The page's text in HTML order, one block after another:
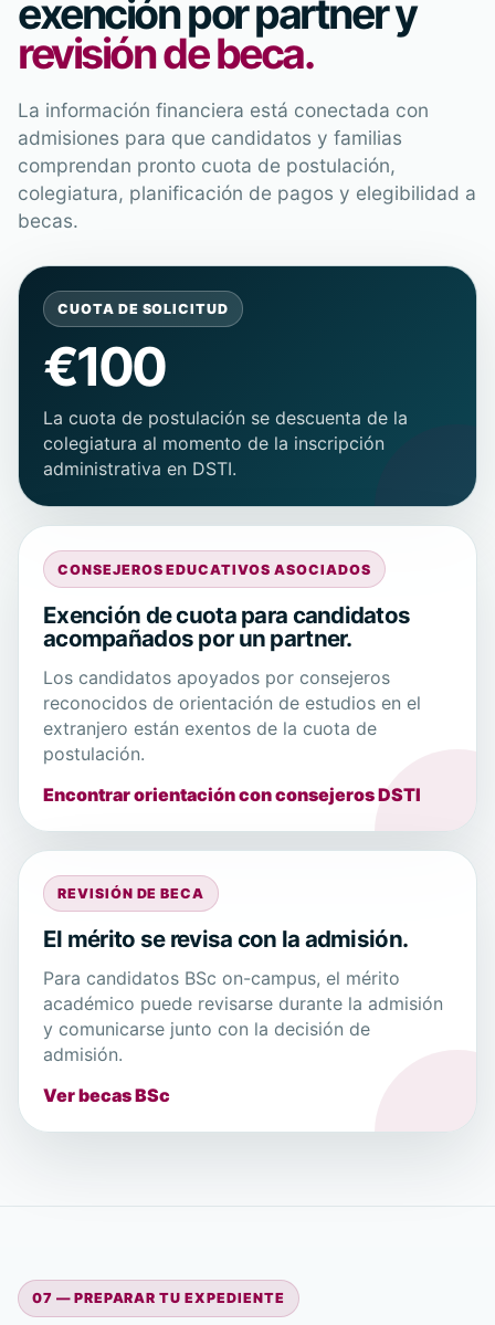
exención por partner y
revisión de beca.
La información financiera está conectada con
admisiones para que candidatos y familias
comprendan pronto cuota de postulación,
colegiatura, planificación de pagos y elegibilidad a
becas.
CUOTA DE SOLICITUD
€100
La cuota de postulación se descuenta de la
colegiatura al momento de la inscripción
administrativa en DSTI.
CONSEJEROS EDUCATIVOS ASOCIADOS
Exención de cuota para candidatos
acompañados por un partner.
Los candidatos apoyados por consejeros
reconocidos de orientación de estudios en el
extranjero están exentos de la cuota de
postulación.
Encontrar orientación con consejeros DSTI
REVISIÓN DE BECA
El mérito se revisa con la admisión.
Para candidatos BSc on-campus, el mérito
académico puede revisarse durante la admisión
y comunicarse junto con la decisión de
admisión.
Ver becas BSc
07 — PREPARAR TU EXPEDIENTE